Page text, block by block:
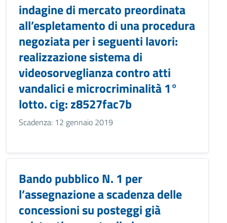
indagine di mercato preordinata
all’espletamento di una procedura
negoziata per i seguenti lavori:
realizzazione sistema di
videosorveglianza contro atti
vandalici e microcriminalità 1°
lotto. cig: z8527fac7b
Scadenza: 12 gennaio 2019
Bando pubblico N. 1 per
l’assegnazione a scadenza delle
concessioni su posteggi già